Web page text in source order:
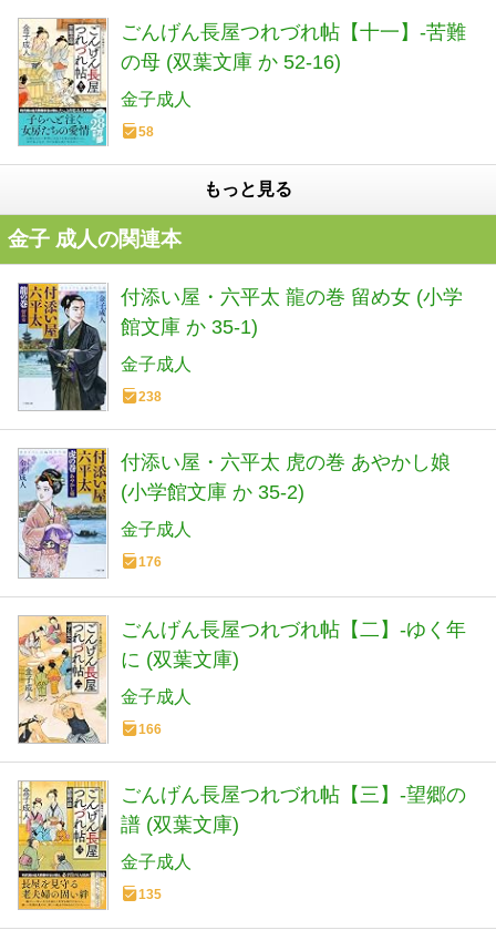
ごんげん長屋つれづれ帖【十一】-苦難
の母 (双葉文庫 か 52-16)
金子成人
58
もっと見る
金子 成人の関連本
付添い屋・六平太 龍の巻 留め女 (小学
館文庫 か 35-1)
金子成人
238
付添い屋・六平太 虎の巻 あやかし娘
(小学館文庫 か 35-2)
金子成人
176
ごんげん長屋つれづれ帖【二】-ゆく年
に (双葉文庫)
金子成人
166
ごんげん長屋つれづれ帖【三】-望郷の
譜 (双葉文庫)
金子成人
135